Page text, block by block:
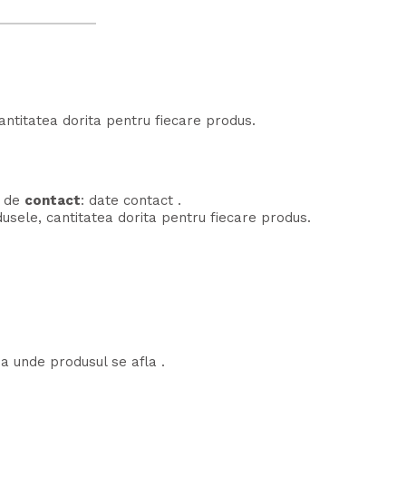
dorita pentru fiecare produs.
contact: date contact .
cantitatea dorita pentru fiecare produs.
unde produsul se afla .